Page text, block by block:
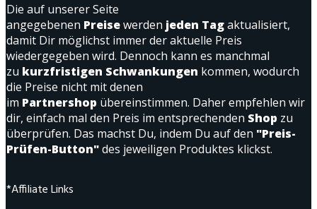
Die auf unserer Seite
angegebenen Preisewerden jeden Tagaktualisiert,
damit Dir möglichst immer der aktuelle Preis
wiedergegeben wird. Dennoch kann es manchmal
zu kurzfristigen Schwankungen kommen, wodurch
die Preise nicht mit denen
im Partnershop übereinstimmen. Daher empfehlen wir
dir, einfach mal den Preis im entsprechenden Shop zu
überprüfen. Das machst Du, indem Du auf den "Preis-
Prüfen-Button"des jeweiligen Produktes klickst.
*Affiliate Links